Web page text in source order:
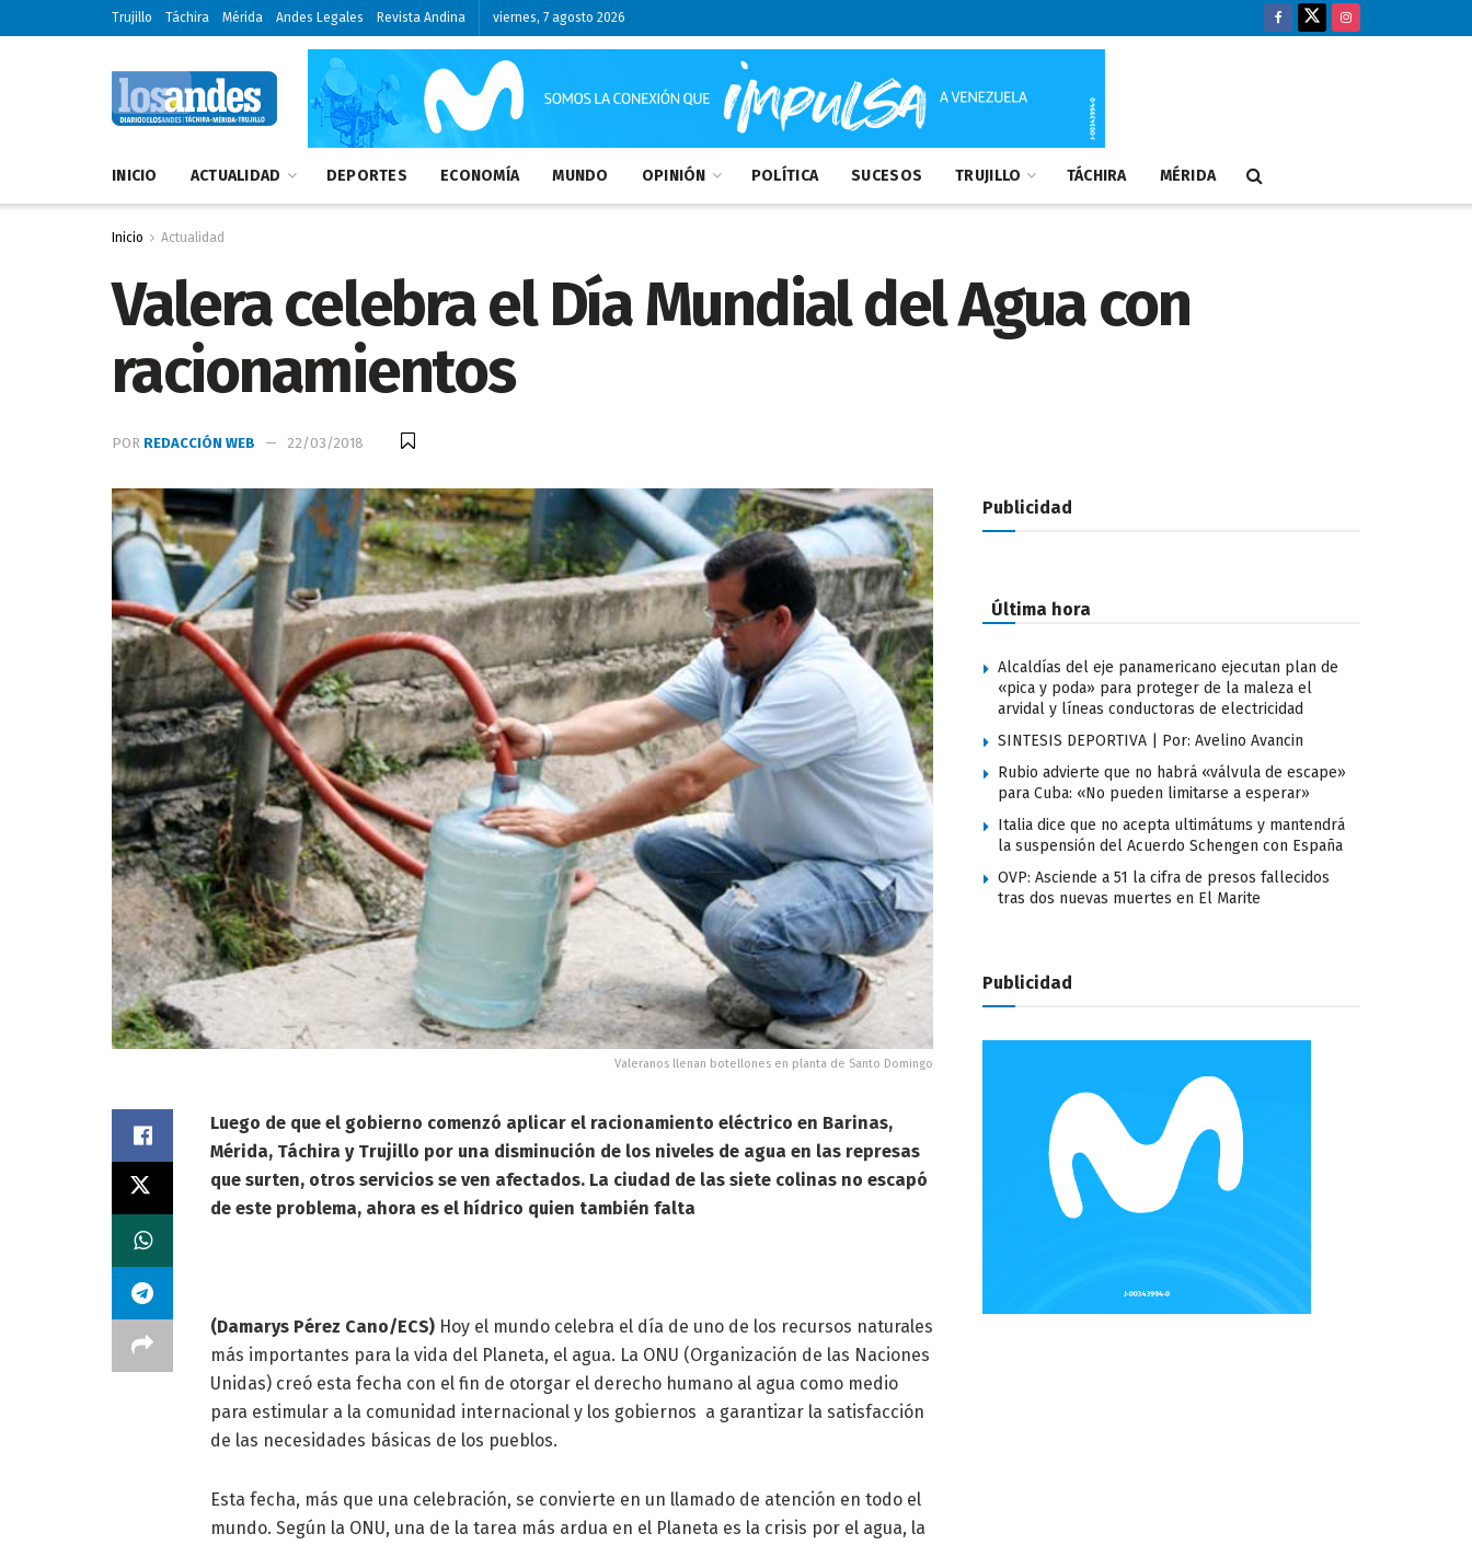
Trujillo Táchira Mérida Andes Legales Revista Andina viernes, 7 agosto 2026
INICIO ACTUALIDAD DEPORTES ECONOMÍA MUNDO OPINIÓN POLÍTICA SUCESOS TRUJILLO TÁCHIRA MÉRIDA
Inicio Actualidad
Valera celebra el Día Mundial del Agua con
racionamientos
POR REDACCIÓN WEB 22/03/2018
Valeranos llenan botellones en planta de Santo Domingo
Luego de que el gobierno comenzó aplicar el racionamiento eléctrico en Barinas,
Mérida, Táchira y Trujillo por una disminución de los niveles de agua en las represas
que surten, otros servicios se ven afectados. La ciudad de las siete colinas no escapó
de este problema, ahora es el hídrico quien también falta
(Damarys Pérez Cano/ECS) Hoy el mundo celebra el día de uno de los recursos naturales
más importantes para la vida del Planeta, el agua. La ONU (Organización de las Naciones
Unidas) creó esta fecha con el fin de otorgar el derecho humano al agua como medio
para estimular a la comunidad internacional y los gobiernos a garantizar la satisfacción
de las necesidades básicas de los pueblos.
Esta fecha, más que una celebración, se convierte en un llamado de atención en todo el
mundo. Según la ONU, una de la tarea más ardua en el Planeta es la crisis por el agua, la
Publicidad
Última hora
Alcaldías del eje panamericano ejecutan plan de
«pica y poda» para proteger de la maleza el
arvidal y líneas conductoras de electricidad
SINTESIS DEPORTIVA | Por: Avelino Avancin
Rubio advierte que no habrá «válvula de escape»
para Cuba: «No pueden limitarse a esperar»
Italia dice que no acepta ultimátums y mantendrá
la suspensión del Acuerdo Schengen con España
OVP: Asciende a 51 la cifra de presos fallecidos
tras dos nuevas muertes en El Marite
Publicidad